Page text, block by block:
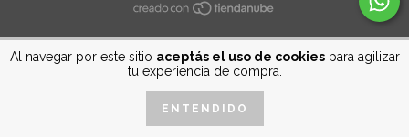
Al navegar por este sitio aceptás el uso de cookiespara agilizar
tu experiencia de compra.
ENTENDIDO